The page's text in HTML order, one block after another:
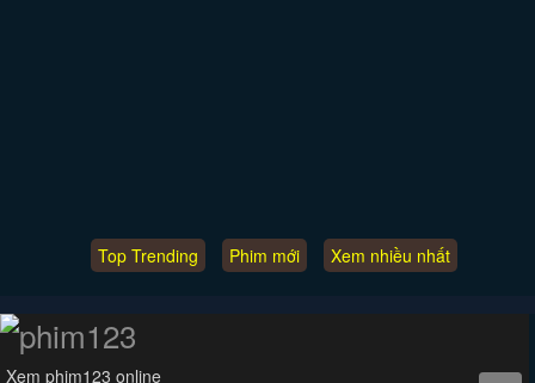
Top Trending Phim mới Xem nhiều nhất
Xem phim123 online